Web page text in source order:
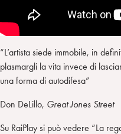
“L’artista siede immobile, in
plasmargli la vita invece di
una forma di autodifesa”
Don DeLillo, Great Jones Street
Su RaiPlay si può vedere “La